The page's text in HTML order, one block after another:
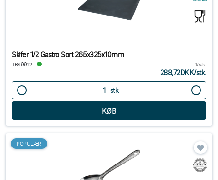
Skifer 1/2 Gastro Sort 265x325x10mm
TBS9912 1/stk.
288,72DKK/stk.
stk.
POPULÆR